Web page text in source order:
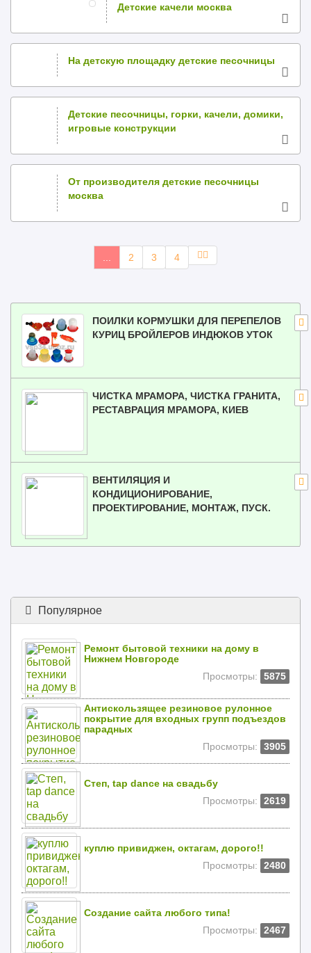
Детские качели москва
На детскую площадку детские песочницы
Детские песочницы, горки, качели, домики,
игровые конструкции
От производителя детские песочницы
москва
2 3 4
ПОИЛКИ КОРМУШКИ ДЛЯ ПЕРЕПЕЛОВ
КУРИЦ БРОЙЛЕРОВ ИНДЮКОВ УТОК
ЧИСТКА МРАМОРА, ЧИСТКА ГРАНИТА,
РЕСТАВРАЦИЯ МРАМОРА, КИЕВ
ВЕНТИЛЯЦИЯ И
КОНДИЦИОНИРОВАНИЕ,
ПРОЕКТИРОВАНИЕ, МОНТАЖ, ПУСК.
Популярное
Ремонт бытовой техники на дому в
Нижнем Новгороде
Просмотры:
5875
Антискользящее резиновое рулонное
покрытие для входных групп подъездов
парадных
Просмотры:
3905
Степ, tap dance на свадьбу
Просмотры:
2619
куплю привиджен, октагам, дорого!!
Просмотры:
2480
Создание сайта любого типа!
Просмотры:
2467